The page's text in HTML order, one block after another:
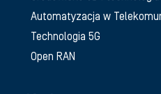
Automatyzacja w
Technologia 5G
Open RAN